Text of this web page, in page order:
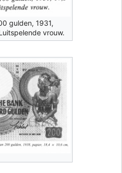
gulden, 1931,
vrouw.